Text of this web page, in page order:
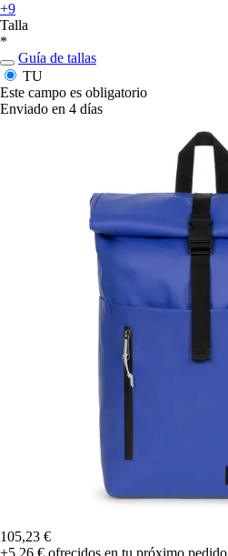
+9
Talla
*
Guía de tallas
TU
Este campo es obligatorio
Enviado en 4 días
105,23 €